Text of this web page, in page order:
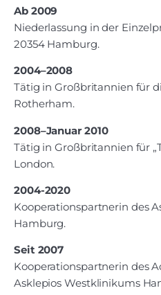
Ab 2009
Niederlassung in der
20354 Hamburg.
2004–2008
Tätig in Großbritannien für
Rotherham.
2008–Januar 2010
Tätig in Großbritannien für
London.
2004-2020
Kooperations­partnerin des
Hamburg.
Seit 2007
Kooperations­partnerin des
Asklepios Westklinikums